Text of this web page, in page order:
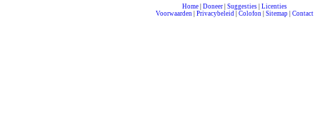
Home| Doneer| Suggesties| Licenties
Voorwaarden| Privacybeleid| Colofon| Sitemap| Contact